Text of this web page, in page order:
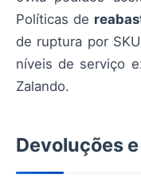
Políticas de
de ruptura por
níveis de serviço
Zalando.
Devoluções